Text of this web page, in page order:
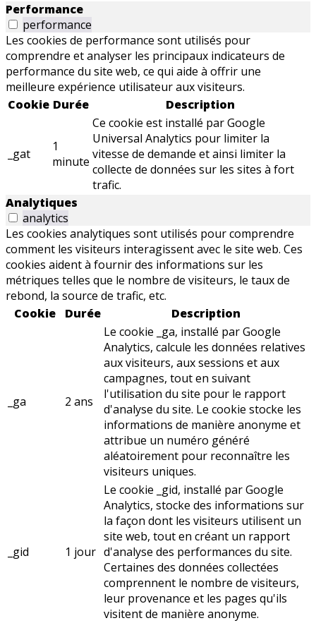
Performance
performance
Les cookies de performance sont utilisés pour
comprendre et analyser les principaux indicateurs de
performance du site web, ce qui aide à offrir une
meilleure expérience utilisateur aux visiteurs.
Cookie Durée Description
_gat
1
minute
Ce cookie est installé par Google
Universal Analytics pour limiter la
vitesse de demande et ainsi limiter la
collecte de données sur les sites à fort
trafic.
Analytiques
analytics
Les cookies analytiques sont utilisés pour comprendre
comment les visiteurs interagissent avec le site web. Ces
cookies aident à fournir des informations sur les
métriques telles que le nombre de visiteurs, le taux de
rebond, la source de trafic, etc.
Cookie
Durée Description
_ga 2 ans
Le cookie _ga, installé par Google
Analytics, calcule les données relatives
aux visiteurs, aux sessions et aux
campagnes, tout en suivant
l'utilisation du site pour le rapport
d'analyse du site. Le cookie stocke les
informations de manière anonyme et
attribue un numéro généré
aléatoirement pour reconnaître les
visiteurs uniques.
_gid 1 jour
Le cookie _gid, installé par Google
Analytics, stocke des informations sur
la façon dont les visiteurs utilisent un
site web, tout en créant un rapport
d'analyse des performances du site.
Certaines des données collectées
comprennent le nombre de visiteurs,
leur provenance et les pages qu'ils
visitent de manière anonyme.